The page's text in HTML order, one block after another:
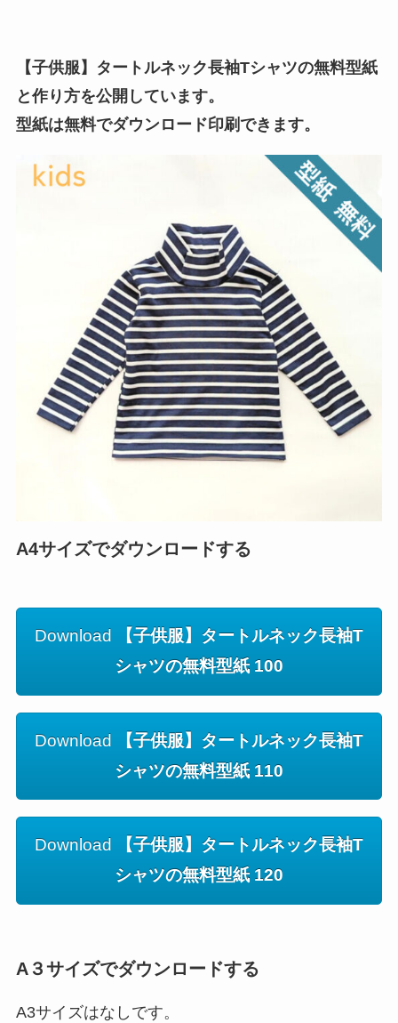
【子供服】タートルネック長袖Tシャツの無料型紙
と作り方を公開しています。
型紙は無料でダウンロード印刷できます。
A4サイズでダウンロードする
Download
【子供服】タートルネック長袖T
シャツの無料型紙 100
Download
【子供服】タートルネック長袖T
シャツの無料型紙 110
Download
【子供服】タートルネック長袖T
シャツの無料型紙 120
A３サイズでダウンロードする
A3サイズはなしです。